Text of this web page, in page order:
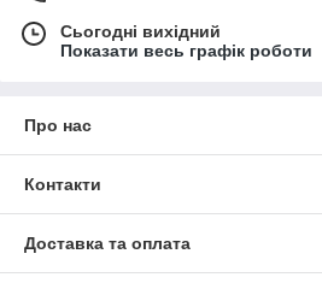
Сьогодні вихідний
Показати весь графік роботи
Про нас
Контакти
Доставка та оплата